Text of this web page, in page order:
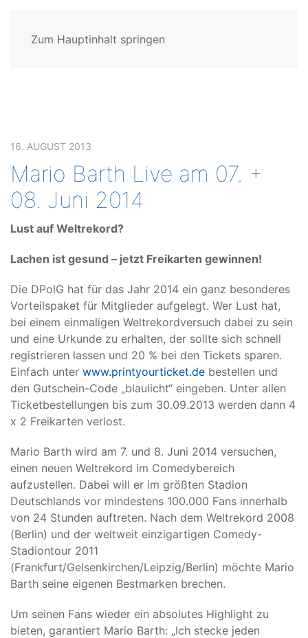
Zum Hauptinhalt springen
16. AUGUST 2013
Mario Barth Live am 07. +
08. Juni 2014
Lust auf Weltrekord?
Lachen ist gesund – jetzt Freikarten gewinnen!
Die DPolG hat für das Jahr 2014 ein ganz besonderes
Vorteilspaket für Mitglieder aufgelegt. Wer Lust hat,
bei einem einmaligen Weltrekordversuch dabei zu sein
und eine Urkunde zu erhalten, der sollte sich schnell
registrieren lassen und 20 % bei den Tickets sparen.
Einfach unter www.printyourticket.de bestellen und
den Gutschein-Code „blaulicht“ eingeben. Unter allen
Ticketbestellungen bis zum 30.09.2013 werden dann 4
x 2 Freikarten verlost.
Mario Barth wird am 7. und 8. Juni 2014 versuchen,
einen neuen Weltrekord im Comedybereich
aufzustellen. Dabei will er im größten Stadion
Deutschlands vor mindestens 100.000 Fans innerhalb
von 24 Stunden auftreten. Nach dem Weltrekord 2008
(Berlin) und der weltweit einzigartigen Comedy-
Stadiontour 2011
(Frankfurt/Gelsenkirchen/Leipzig/Berlin) möchte Mario
Barth seine eigenen Bestmarken brechen.
Um seinen Fans wieder ein absolutes Highlight zu
bieten, garantiert Mario Barth: „Ich stecke jeden